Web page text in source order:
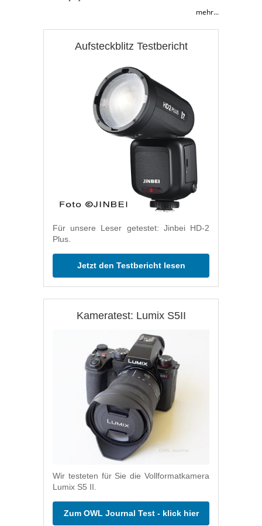
mehr...
Aufsteckblitz Testbericht
Für unsere Leser getestet: Jinbei HD-2
Plus.
Jetzt den Testbericht lesen
Kameratest: Lumix S5II
Wir testeten für Sie die Vollformatkamera
Lumix S5 II.
Zum OWL Journal Test - klick hier